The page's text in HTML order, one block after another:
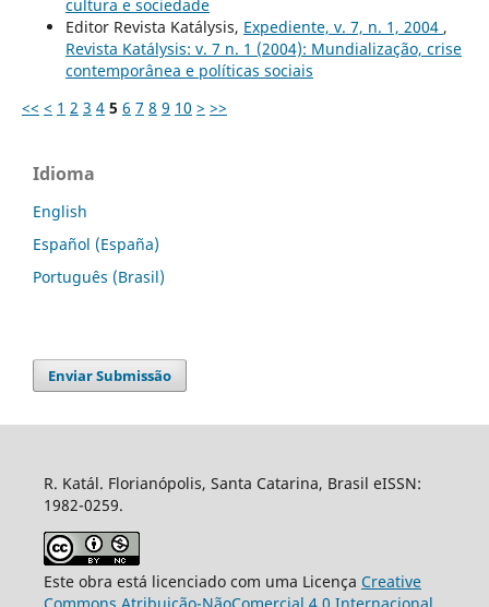
cultura e sociedade
Editor Revista Katálysis, Expediente, v. 7, n. 1, 2004 ,
Revista Katálysis: v. 7 n. 1 (2004): Mundialização, crise
contemporânea e políticas sociais
<< < 1 2 3 4 5 6 7 8 9 10 > >>
Idioma
English
Español (España)
Português (Brasil)
Enviar Submissão
R. Katál. Florianópolis, Santa Catarina, Brasil eISSN:
1982-0259.
Este obra está licenciado com uma Licença Creative